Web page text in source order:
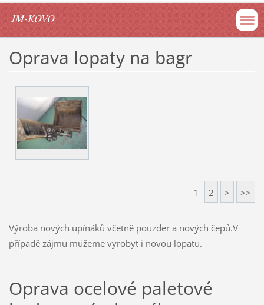
JM-KOVO
Oprava lopaty na bagr
1 2 > >>
Výroba nových upínáků včetně pouzder a nových čepů.V
případě zájmu můžeme vyrobyt i novou lopatu.
Oprava ocelové paletové